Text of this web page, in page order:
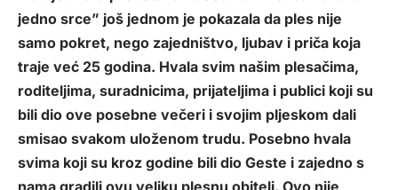
jedno srce” još jednom je pokazala da ples nije
samo pokret, nego zajedništvo, ljubav i priča koja
traje već 25 godina. Hvala svim našim plesačima,
roditeljima, suradnicima, prijateljima i publici koji su
bili dio ove posebne večeri i svojim pljeskom dali
smisao svakom uloženom trudu. Posebno hvala
svima koji su kroz godine bili dio Geste i zajedno s
nama gradili ovu veliku plesnu obitelj. Ovo nije